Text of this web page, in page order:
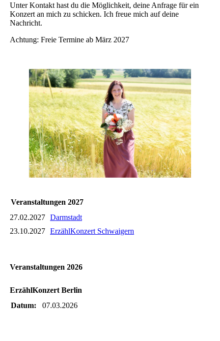
Unter Kontakt hast du die Möglichkeit, deine Anfrage für ein
Konzert an mich zu schicken. Ich freue mich auf deine
Nachricht.
Achtung: Freie Termine ab März 2027
Veranstaltungen 2027
27.02.2027 Darmstadt
23.10.2027 ErzählKonzert Schwaigern
Veranstaltungen 2026
ErzählKonzert Berlin
Datum:
07.03.2026